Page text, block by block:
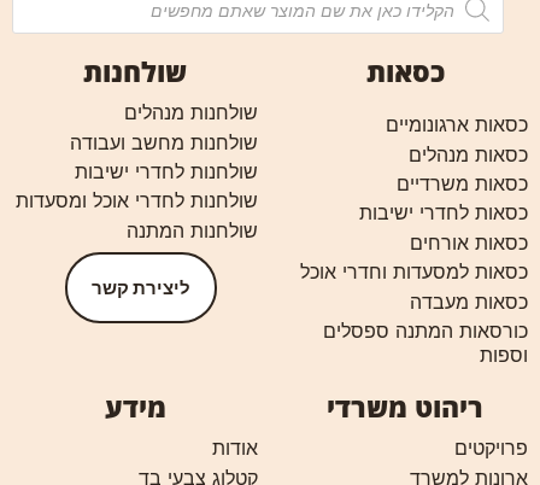
כסאות
כסאות ארגונומיים
כסאות מנהלים
כסאות משרדיים
כסאות לחדרי ישיבות
כסאות אורחים
כסאות למסעדות וחדרי אוכל
כסאות מעבדה
כורסאות המתנה ספסלים
וספות
שולחנות
שולחנות מנהלים
שולחנות מחשב ועבודה
שולחנות לחדרי ישיבות
שולחנות לחדרי אוכל ומסעדות
שולחנות המתנה
ליצירת קשר
ריהוט משרדי
פרויקטים
ארונות למשרד
מידע
אודות
קטלוג צבעי בד